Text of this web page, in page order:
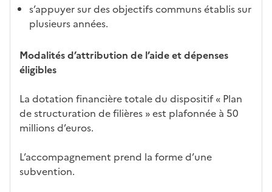
s’appuyer sur des objectifs communs établis sur
plusieurs années.
Modalités d’attribution de l’aide et dépenses
éligibles
La dotation financière totale du dispositif « Plan
de structuration de filières » est plafonnée à 50
millions d’euros.
L’accompagnement prend la forme d’une
subvention.